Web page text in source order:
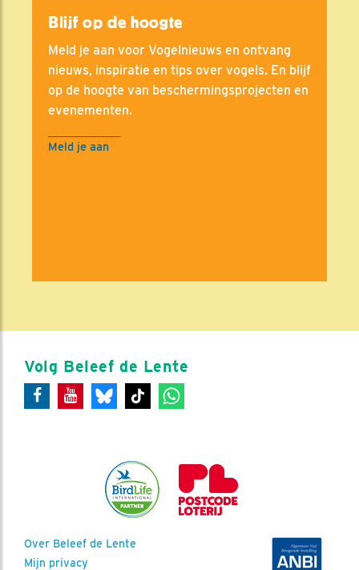
Blijf op de hoogte
Meld je aan voor Vogelnieuws en ontvang
nieuws, inspiratie en tips over vogels. En blijf
op de hoogte van beschermingsprojecten en
evenementen.
Meld je aan
Volg Beleef de Lente
Over Beleef de Lente
Mijn privacy